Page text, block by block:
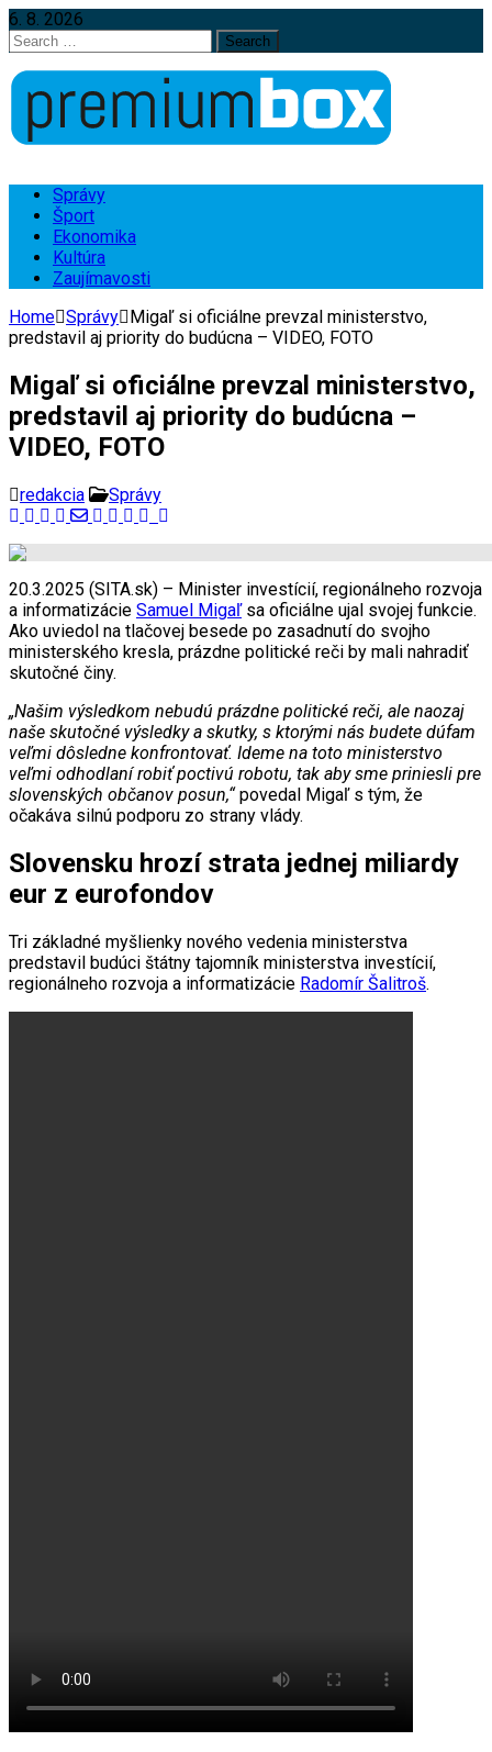
6. 8. 2026
Search
for:
Správy
Šport
Ekonomika
Kultúra
Zaujímavosti
Home Správy Migaľ si oficiálne prevzal ministerstvo,
predstavil aj priority do budúcna – VIDEO, FOTO
Migaľ si oficiálne prevzal ministerstvo,
predstavil aj priority do budúcna –
VIDEO, FOTO
redakcia Správy
20.3.2025 (SITA.sk) – Minister investícií, regionálneho rozvoja
a informatizácie Samuel Migaľsa oficiálne ujal svojej funkcie.
Ako uviedol na tlačovej besede po zasadnutí do svojho
ministerského kresla, prázdne politické reči by mali nahradiť
skutočné činy.
„Našim výsledkom nebudú prázdne politické reči, ale naozaj
naše skutočné výsledky a skutky, s ktorými nás budete dúfam
veľmi dôsledne konfrontovať. Ideme na toto ministerstvo
veľmi odhodlaní robiť poctivú robotu, tak aby sme priniesli pre
slovenských občanov posun,“povedal Migaľ s tým, že
očakáva silnú podporu zo strany vlády.
Slovensku hrozí strata jednej miliardy
eur z eurofondov
Tri základné myšlienky nového vedenia ministerstva
predstavil budúci štátny tajomník ministerstva investícií,
regionálneho rozvoja a informatizácie Radomír Šalitroš.